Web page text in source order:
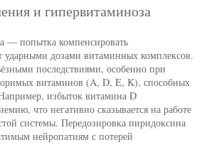
и гипервитаминоза
— попытка компенсировать
ударными дозами витаминных комплексов.
последствиями, особенно при
витаминов (A, D, E, K), способных
избыток витамина D
что негативно сказывается на работе
системы. Передозировка пиридоксина
нейропатиям с потерей